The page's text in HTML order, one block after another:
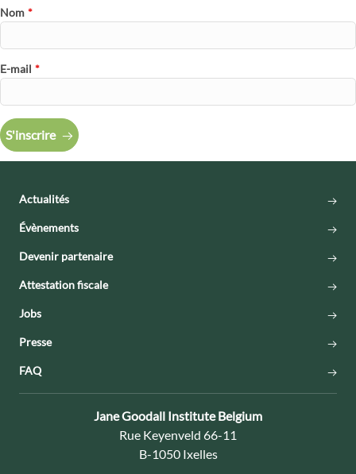
Nom *
E-mail *
S'inscrire
Actualités
Évènements
Devenir partenaire
Attestation fiscale
Jobs
Presse
FAQ
Contact:
Jane Goodall Institute Belgium
Adresse:
Rue Keyenveld 66-11
B-1050 Ixelles